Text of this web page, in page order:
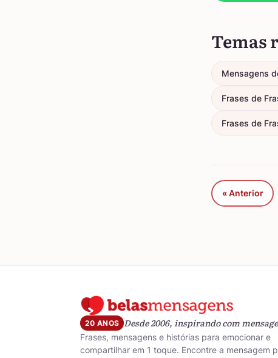
Temas
Mensagens
Frases de
Frases de
« Anterior
20 ANOS Desde 2006, inspirando com
Frases, mensagens e histórias para emocionar e
compartilhar em 1 toque. Encontre a mensagem